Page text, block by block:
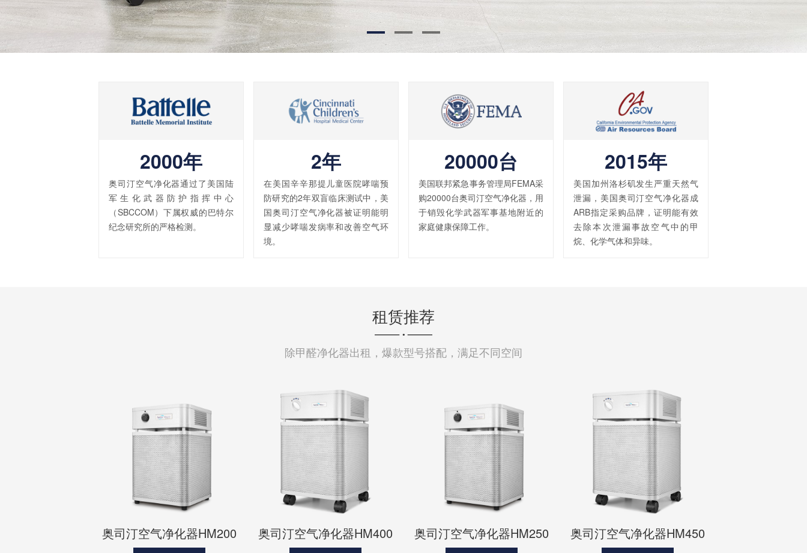
2000年
奥司汀空气净化器通过了美国陆
军生化武器防护指挥中心
（SBCCOM）下属权威的巴特尔
纪念研究所的严格检测。
2年
在美国辛辛那提儿童医院哮喘预
防研究的2年双盲临床测试中，美
国奥司汀空气净化器被证明能明
显减少哮喘发病率和改善空气环
境。
20000台
美国联邦紧急事务管理局FEMA采
购20000台奥司汀空气净化器，用
于销毁化学武器军事基地附近的
家庭健康保障工作。
2015年
美国加州洛杉矶发生严重天然气
泄漏，美国奥司汀空气净化器成
ARB指定采购品牌，证明能有效
去除本次泄漏事故空气中的甲
烷、化学气体和异味。
租赁推荐
除甲醛净化器出租，爆款型号搭配，满足不同空间
奥司汀空气净化器HM200 奥司汀空气净化器HM400 奥司汀空气净化器HM250 奥司汀空气净化器HM450